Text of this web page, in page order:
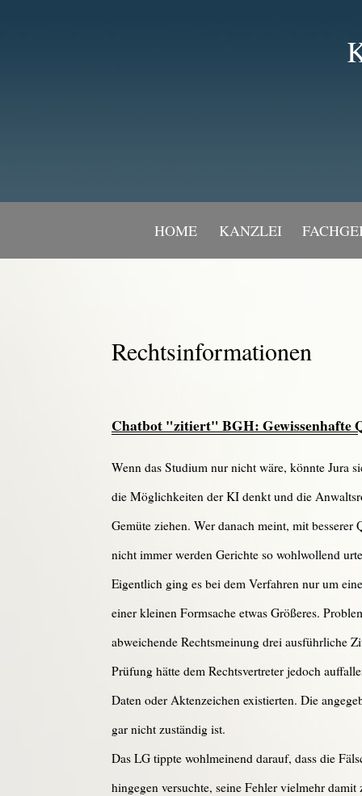
HOME KANZLEI
Rechtsinformationen
Chatbot "zitiert" BGH: Gewissenhafte
Wenn das Studium nur nicht wäre, könnte Jura
die Möglichkeiten der KI denkt und die
Gemüte ziehen. Wer danach meint, mit
nicht immer werden Gerichte so wohlwollend
Eigentlich ging es bei dem Verfahren nur um
einer kleinen Formsache etwas Größeres.
abweichende Rechtsmeinung drei ausführliche
Prüfung hätte dem Rechtsvertreter jedoch
Daten oder Aktenzeichen existierten. Die
gar nicht zuständig ist.
Das LG tippte wohlmeinend darauf, dass die
hingegen versuchte, seine Fehler vielmehr